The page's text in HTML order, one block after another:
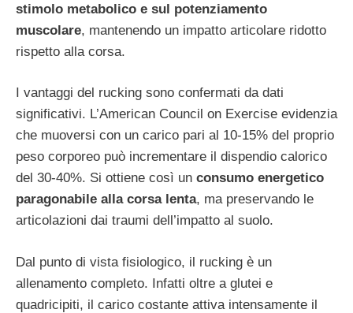
stimolo metabolico e sul potenziamento
muscolare, mantenendo un impatto articolare ridotto
rispetto alla corsa.
I vantaggi del rucking sono confermati da dati
significativi. L’American Council on Exercise evidenzia
che muoversi con un carico pari al 10-15% del proprio
peso corporeo può incrementare il dispendio calorico
del 30-40%. Si ottiene così un consumo energetico
paragonabile alla corsa lenta, ma preservando le
articolazioni dai traumi dell’impatto al suolo.
Dal punto di vista fisiologico, il rucking è un
allenamento completo. Infatti oltre a glutei e
quadricipiti, il carico costante attiva intensamente il